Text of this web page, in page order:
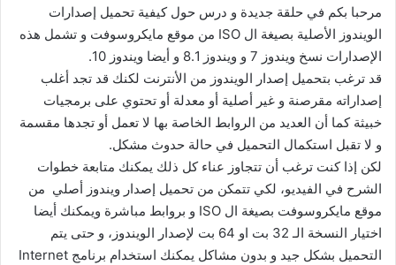
مرحبا بكم في حلقة جديدة و درس حول كيفية تحميل إصدارات
الويندوز الأصلية بصيغة ال ISO من موقع مايكروسوفت و تشمل هذه
الإصدارات نسخ ويندوز 7 و ويندوز 8.1 و أيضا ويندوز 10.
قد ترغب بتحميل إصدار الويندوز من الأنترنت لكنك قد تجد أغلب
إصداراته مقرصنة و غير أصلية أو معدلة أو تحتوي على برمجيات
خبيثة كما أن العديد من الروابط الخاصة بها لا تعمل أو تجدها مقسمة
و لا تقبل استكمال التحميل في حالة حدوث مشكل.
لكن إذا كنت ترغب أن تتجاوز عناء كل ذلك يمكنك متابعة خطوات
الشرح في الفيديو، لكي تتمكن من تحميل إصدار ويندوز أصلي من
موقع مايكروسوفت بصيغة ال ISO و بروابط مباشرة ويمكنك أيضا
اختيار النسخة الـ 32 بت او 64 بت لإصدار الويندوز، و حتى يتم
التحميل بشكل جيد و بدون مشاكل يمكنك استخدام برنامج Internet